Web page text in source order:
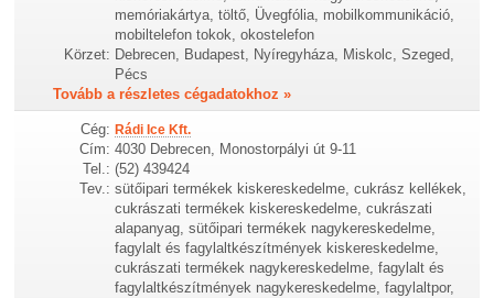
memóriakártya, töltő, Üvegfólia, mobilkommunikáció,
mobiltelefon tokok, okostelefon
Körzet: Debrecen, Budapest, Nyíregyháza, Miskolc, Szeged,
Pécs
Tovább a részletes cégadatokhoz »
Cég: Rádi Ice Kft.
Cím: 4030 Debrecen, Monostorpályi út 9-11
Tel.: (52) 439424
Tev.: sütőipari termékek kiskereskedelme, cukrász kellékek,
cukrászati termékek kiskereskedelme, cukrászati
alapanyag, sütőipari termékek nagykereskedelme,
fagylalt és fagylaltkészítmények kiskereskedelme,
cukrászati termékek nagykereskedelme, fagylalt és
fagylaltkészítmények nagykereskedelme, fagylaltpor,